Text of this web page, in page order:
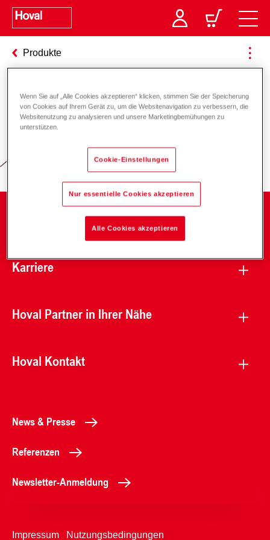
Produkte
Verantwortung für Energie und
Karriere
Hoval Partner in Ihrer Nähe
Hoval Kontakt
News & Presse
Referenzen
Newsletter-Anmeldung
Impressum Nutzungsbedingungen
Wenn Sie auf „Alle Cookies akzeptieren“ klicken, stimmen Sie der Speicherung
von Cookies auf Ihrem Gerät zu, um die Websitenavigation zu verbessern, die
Websitenutzung zu analysieren und unsere Marketingbemühungen zu
unterstützen.
Cookie-Einstellungen
Nur essentielle Cookies akzeptieren
Alle Cookies akzeptieren